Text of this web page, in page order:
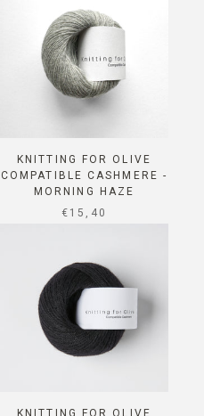
KNITTING FOR OLIVE
COMPATIBLE CASHMERE -
MORNING HAZE
SALE PRICE
€15,40
KNITTING FOR OLIVE